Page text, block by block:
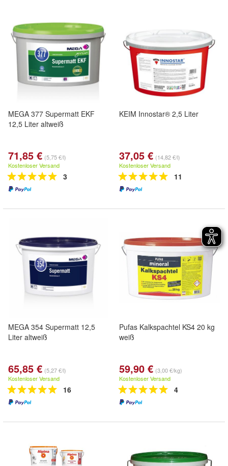
MEGA 377 Supermatt EKF
12,5 Liter altweiß
71,85 € (5,75 €/l)
Kostenloser Versand
3
KEIM Innostar® 2,5 Liter
37,05 € (14,82 €/l)
Kostenloser Versand
11
MEGA 354 Supermatt 12,5
Liter altweiß
65,85 € (5,27 €/l)
Kostenloser Versand
16
Pufas Kalkspachtel KS4 20 kg
weiß
59,90 € (3,00 €/kg)
Kostenloser Versand
4